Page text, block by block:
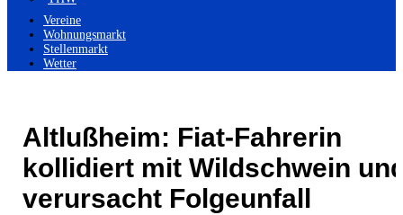
Vereine
Wohnungsmarkt
Stellenmarkt
Wetter
Altlußheim: Fiat-Fahrerin
kollidiert mit Wildschwein
verursacht Folgeunfall